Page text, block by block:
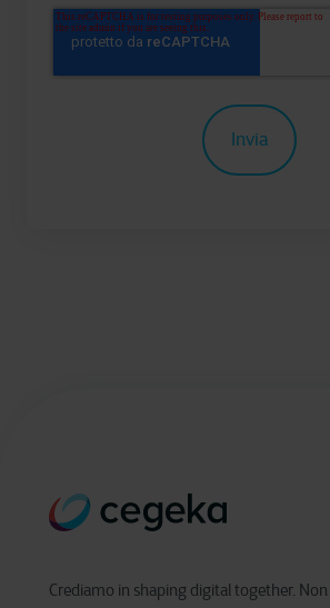
Crediamo in shaping digital together.